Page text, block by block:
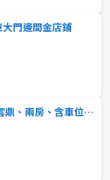
門邊間金店鋪
花蓮房仲推薦 3 ： 國風雲鼎、兩房、含車位、新成屋